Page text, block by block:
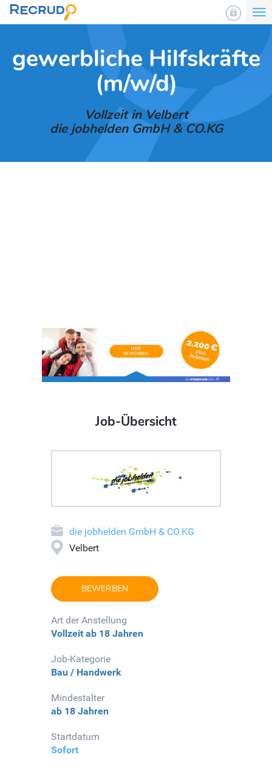
gewerbliche Hilfskräfte
(m/w/d)
Vollzeit in Velbert
die jobhelden GmbH & CO.KG
Job-Übersicht
die jobhelden GmbH & CO.KG
Velbert
BEWERBEN
Art der Anstellung
Vollzeit ab 18 Jahren
Job-Kategorie
Bau / Handwerk
Mindestalter
ab 18 Jahren
Startdatum
Sofort